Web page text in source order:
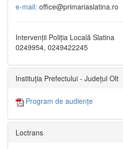
e-mail: office@primariaslatina.ro
Intervenții Poliția Locală Slatina
0249954, 0249422245
Instituția Prefectului - Județul Olt
Program de audiențe
Loctrans